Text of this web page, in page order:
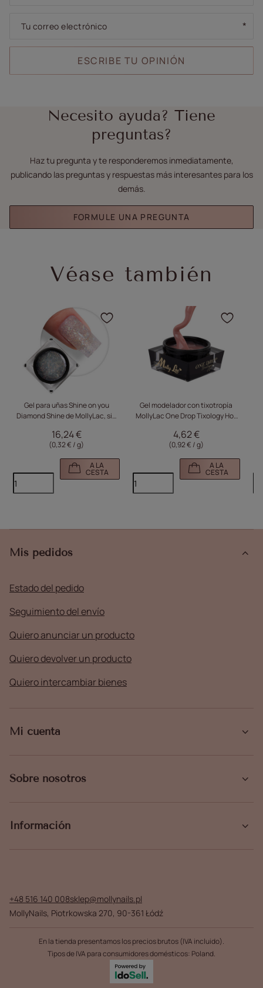
Tu correo electrónico
ESCRIBE TU OPINIÓN
Necesito ayuda? Tiene
preguntas?
Haz tu pregunta y te responderemos inmediatamente,
publicando las preguntas y respuestas más interesantes para los
demás.
FORMULE UNA PREGUNTA
Véase también
Gel para uñas Shine on you
Diamond Shine de MollyLac, sin
16,24 €
(0,32 € / g)
A LA
CESTA
Haga clic para añadir
Gel modelador con tixotropía
MollyLac One Drop Tixology Hot
4,62 €
(0,92 € / g)
A LA
CESTA
Mis pedidos
Estado del pedido
Seguimiento del envío
Quiero anunciar un producto
Quiero devolver un producto
Quiero intercambiar bienes
Mi cuenta
Sobre nosotros
Información
+48 516 140 008sklep@mollynails.pl
MollyNails, Piotrkowska 270, 90-361 Łódź
En la tienda presentamos los precios brutos (IVA incluido).
Tipos de IVA para consumidores domésticos: Poland.